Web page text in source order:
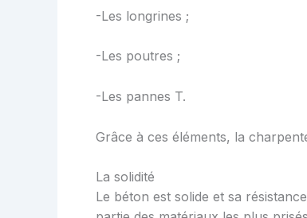
-Les longrines ;
-Les poutres ;
-Les pannes T.
Grâce à ces éléments, la
La solidité
Le béton est solide et sa